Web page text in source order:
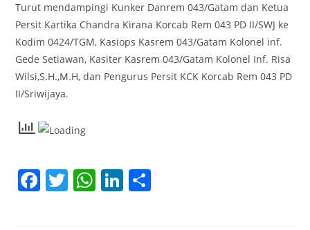
Turut mendampingi Kunker Danrem 043/Gatam dan Ketua
Persit Kartika Chandra Kirana Korcab Rem 043 PD II/SWJ ke
Kodim 0424/TGM, Kasiops Kasrem 043/Gatam Kolonel inf.
Gede Setiawan, Kasiter Kasrem 043/Gatam Kolonel Inf. Risa
Wilsi,S.H.,M.H, dan Pengurus Persit KCK Korcab Rem 043 PD
II/Sriwijaya.
F T W Li